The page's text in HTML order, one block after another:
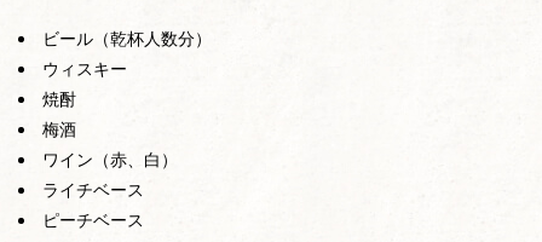
ビール（乾杯人数分）
ウィスキー
焼酎
梅酒
ワイン（赤、白）
ライチベース
ピーチベース